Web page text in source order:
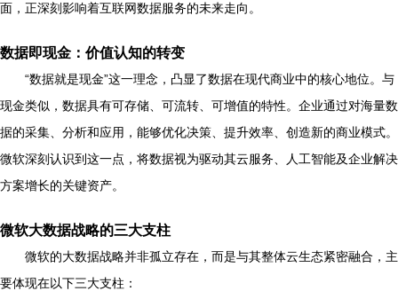
面，正深刻影响着互联网数据服务的未来走向。
数据即现金：价值认知的转变
“数据就是现金”这一理念，凸显了数据在现代商业中的核心地位。与
现金类似，数据具有可存储、可流转、可增值的特性。企业通过对海量数
据的采集、分析和应用，能够优化决策、提升效率、创造新的商业模式。
微软深刻认识到这一点，将数据视为驱动其云服务、人工智能及企业解决
方案增长的关键资产。
微软大数据战略的三大支柱
微软的大数据战略并非孤立存在，而是与其整体云生态紧密融合，主
要体现在以下三大支柱：